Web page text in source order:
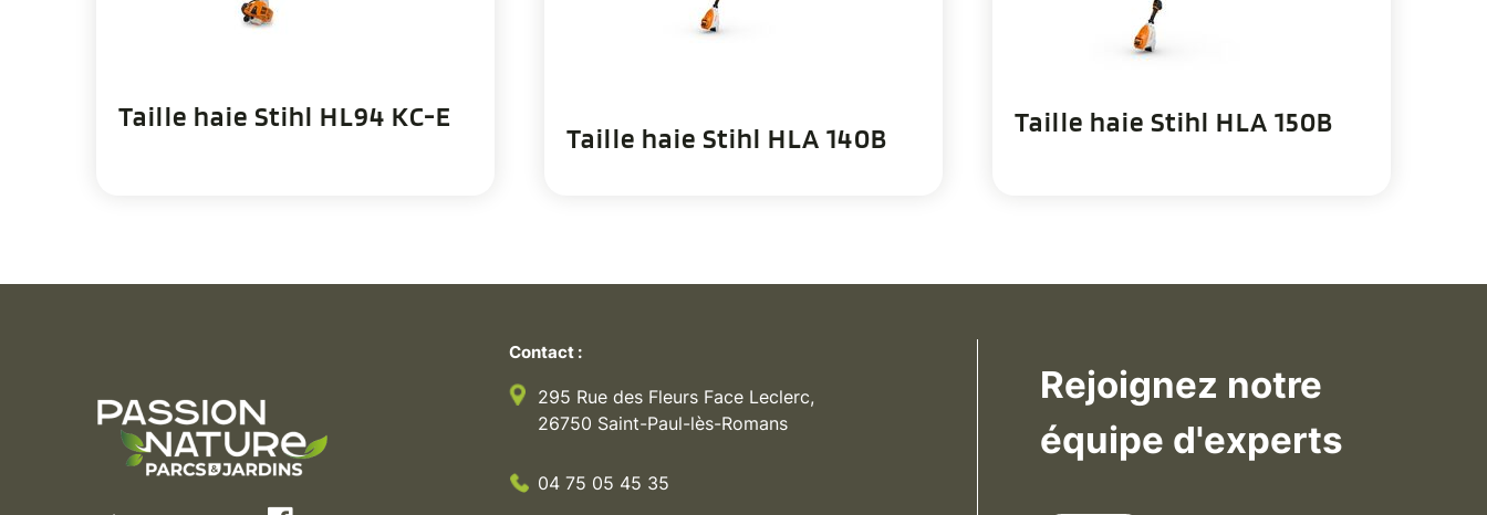
Taille haie Stihl HL94 KC-E
Taille haie Stihl HLA 140B Taille haie Stihl HLA 150B
Contact :
295 Rue des Fleurs Face Leclerc,
26750 Saint-Paul-lès-Romans
04 75 05 45 35
Rejoignez notre
équipe d'experts